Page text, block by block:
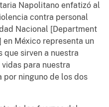
Napolitano enfatizó al
contra personal
Nacional [Department
México representa un
sirven a nuestra
para nuestra
por ninguno de los dos